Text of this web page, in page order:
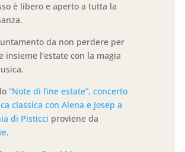
è libero e aperto a tutta la
da non perdere per
insieme l’estate con la magia
“Note di fine estate”, concerto
classica con Alena e Josep a
di Pisticci proviene da
.